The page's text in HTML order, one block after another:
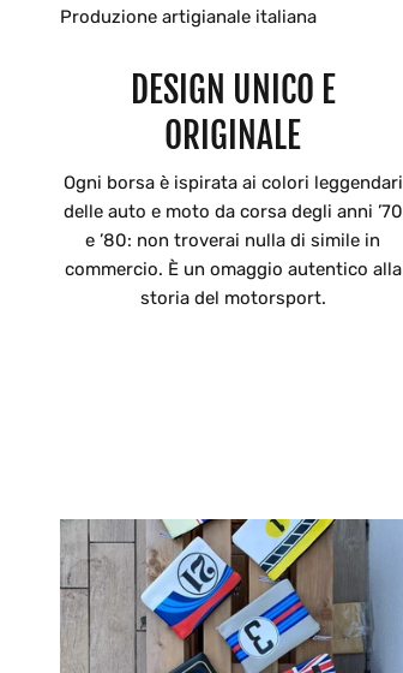
Produzione artigianale italiana
DESIGN UNICO E
ORIGINALE
Ogni borsa è ispirata ai colori leggendari
delle auto e moto da corsa degli anni ’70
e ’80: non troverai nulla di simile in
commercio. È un omaggio autentico alla
storia del motorsport.